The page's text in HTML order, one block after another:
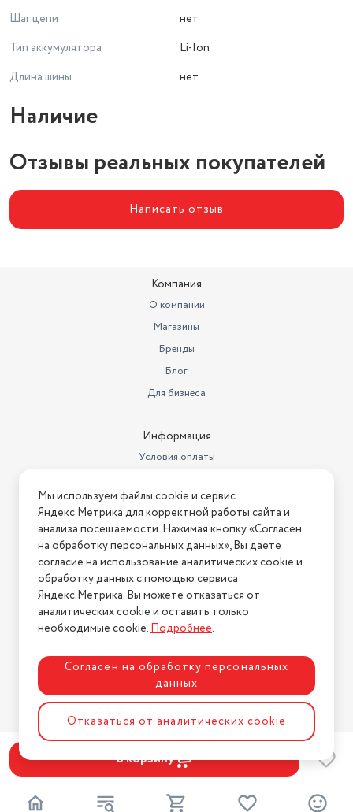
В корзину
Шаг цепи
нет
Тип аккумулятора
Li-Ion
Длина шины
нет
Наличие
Отзывы реальных покупателей
Написать отзыв
Компания
О компании
Магазины
Бренды
Блог
Для бизнеса
Информация
Условия оплаты
Условия возврата
Нашли ошибку на сайте? Напишите нам
2026 © Интернет-магазин "АстМаркет". У нас есть всё!
Политика конфиденциальности
Разработка сайтаASTDESIGN
Мы используем файлы cookie и сервис
Яндекс.Метрика для корректной работы сайта и
анализа посещаемости. Нажимая кнопку «Согласен
на обработку персональных данных», Вы даете
согласие на использование аналитических cookie и
обработку данных с помощью сервиса
Яндекс.Метрика. Вы можете отказаться от
аналитических cookie и оставить только
необходимые cookie.Подробнее.
Согласен на обработку персональных
данных
Отказаться от аналитических cookie